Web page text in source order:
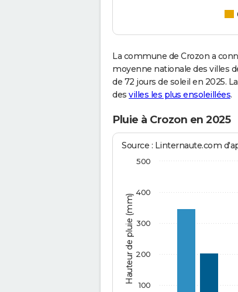
La commune de Crozon a
moyenne nationale des villes
de 72 jours de soleil en 2025.
des villes les plus ensoleillées.
Pluie à Crozon en 2025
Hauteur de pluie (mm)
Source : Linternaute.com
100
200
300
400
500